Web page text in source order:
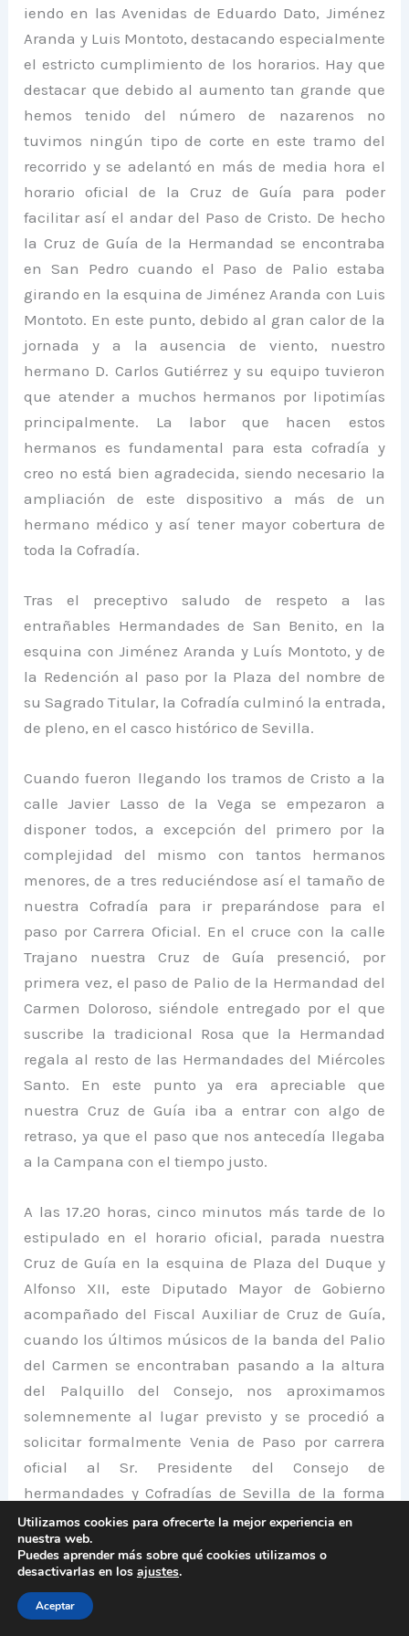
iendo en las Avenidas de Eduardo Dato, Jiménez
Aranda y Luis Montoto, destacando especialmente
el estricto cumplimiento de los horarios. Hay que
destacar que debido al aumento tan grande que
hemos tenido del número de nazarenos no
tuvimos ningún tipo de corte en este tramo del
recorrido y se adelantó en más de media hora el
horario oficial de la Cruz de Guía para poder
facilitar así el andar del Paso de Cristo. De hecho
la Cruz de Guía de la Hermandad se encontraba
en San Pedro cuando el Paso de Palio estaba
girando en la esquina de Jiménez Aranda con Luis
Montoto. En este punto, debido al gran calor de la
jornada y a la ausencia de viento, nuestro
hermano D. Carlos Gutiérrez y su equipo tuvieron
que atender a muchos hermanos por lipotimías
principalmente. La labor que hacen estos
hermanos es fundamental para esta cofradía y
creo no está bien agradecida, siendo necesario la
ampliación de este dispositivo a más de un
hermano médico y así tener mayor cobertura de
toda la Cofradía.
Tras el preceptivo saludo de respeto a las
entrañables Hermandades de San Benito, en la
esquina con Jiménez Aranda y Luís Montoto, y de
la Redención al paso por la Plaza del nombre de
su Sagrado Titular, la Cofradía culminó la entrada,
de pleno, en el casco histórico de Sevilla.
Cuando fueron llegando los tramos de Cristo a la
calle Javier Lasso de la Vega se empezaron a
disponer todos, a excepción del primero por la
complejidad del mismo con tantos hermanos
menores, de a tres reduciéndose así el tamaño de
nuestra Cofradía para ir preparándose para el
paso por Carrera Oficial. En el cruce con la calle
Trajano nuestra Cruz de Guía presenció, por
primera vez, el paso de Palio de la Hermandad del
Carmen Doloroso, siéndole entregado por el que
suscribe la tradicional Rosa que la Hermandad
regala al resto de las Hermandades del Miércoles
Santo. En este punto ya era apreciable que
nuestra Cruz de Guía iba a entrar con algo de
retraso, ya que el paso que nos antecedía llegaba
a la Campana con el tiempo justo.
A las 17.20 horas, cinco minutos más tarde de lo
estipulado en el horario oficial, parada nuestra
Cruz de Guía en la esquina de Plaza del Duque y
Alfonso XII, este Diputado Mayor de Gobierno
acompañado del Fiscal Auxiliar de Cruz de Guía,
cuando los últimos músicos de la banda del Palio
del Carmen se encontraban pasando a la altura
del Palquillo del Consejo, nos aproximamos
solemnemente al lugar previsto y se procedió a
solicitar formalmente Venia de Paso por carrera
oficial al Sr. Presidente del Consejo de
hermandades y Cofradías de Sevilla de la forma
acostumbrada. Para este Diputado Mayor de
Gobierno fue en momento especial en lo personal
y en lo colectivo, especialmente por la ilusión
truncada el año pasado y por relevar en este
cofrade cometido a las personas que me
Utilizamos cookies para ofrecerte la mejor experiencia en
nuestra web.
Puedes aprender más sobre qué cookies utilizamos o
desactivarlas en los ajustes.
Aceptar